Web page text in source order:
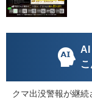
AI
クマ出没警報が継続